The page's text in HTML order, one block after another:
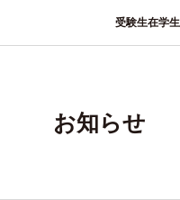
受験生在学生
お知らせ